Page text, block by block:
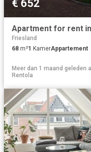
€ 652
Apartment for rent
Friesland
68 m²1 KamerAppartement
Meer dan 1 maand geleden
Rentola